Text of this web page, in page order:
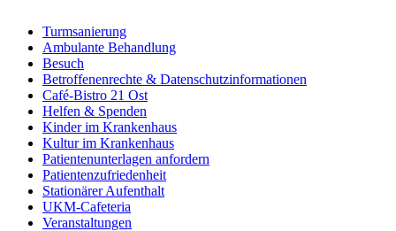
Turmsanierung
Ambulante Behandlung
Besuch
Betroffenenrechte & Datenschutzinformationen
Café-Bistro 21 Ost
Helfen & Spenden
Kinder im Krankenhaus
Kultur im Krankenhaus
Patientenunterlagen anfordern
Patientenzufriedenheit
Stationärer Aufenthalt
UKM-Cafeteria
Veranstaltungen